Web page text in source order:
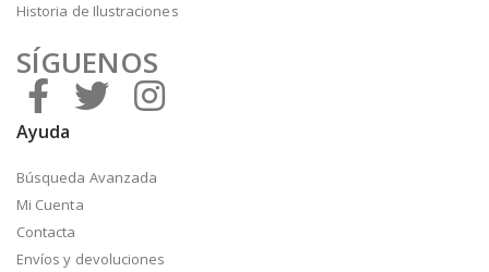
Historia de Ilustraciones
SÍGUENOS
Ayuda
Búsqueda Avanzada
Mi Cuenta
Contacta
Envíos y devoluciones